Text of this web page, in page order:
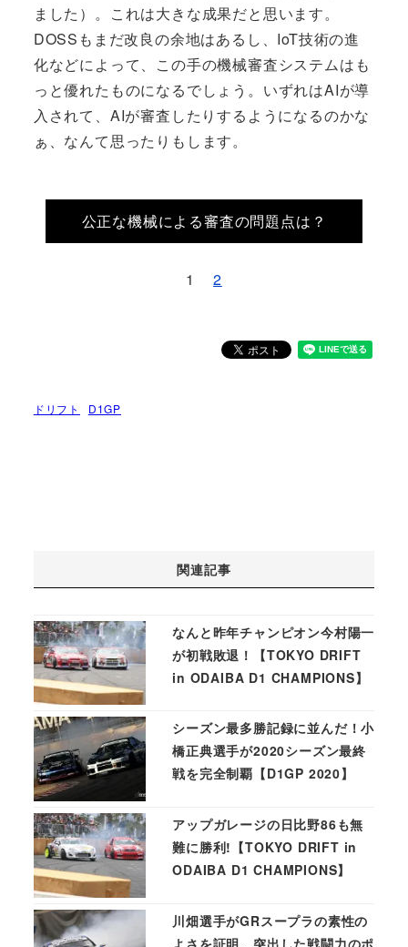
ました）。これは大きな成果だと思います。
DOSSもまだ改良の余地はあるし、IoT技術の進
化などによって、この手の機械審査システムはも
っと優れたものになるでしょう。いずれはAIが導
入されて、AIが審査したりするようになるのかな
ぁ、なんて思ったりもします。
公正な機械による審査の問題点は？
1 2
ドリフト D1GP
関連記事
なんと昨年チャンピオン今村陽一
が初戦敗退！【TOKYO DRIFT
in ODAIBA D1 CHAMPIONS】
シーズン最多勝記録に並んだ！小
橋正典選手が2020シーズン最終
戦を完全制覇【D1GP 2020】
アップガレージの日比野86も無
難に勝利!【TOKYO DRIFT in
ODAIBA D1 CHAMPIONS】
川畑選手がGRスープラの素性の
よさを証明。突出した戦闘力のポ